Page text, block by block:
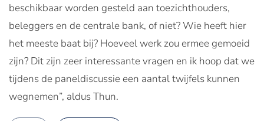
beschikbaar worden gesteld aan toezichthouders,
beleggers en de centrale bank, of niet? Wie heeft hier
het meeste baat bij? Hoeveel werk zou ermee gemoeid
zijn? Dit zijn zeer interessante vragen en ik hoop dat we
tijdens de paneldiscussie een aantal twijfels kunnen
wegnemen”, aldus Thun.